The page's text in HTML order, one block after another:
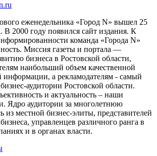
еженедельника «Город N» вышел 25
В 2000 году появился сайт издания. К
команда «Города N»
Миссия газеты и портала —
бизнеса в Ростовской области,
наибольший объем качественной
информации, а рекламодателям - самый
аудитории Ростовской области.
и актуальность – наши
Ядро аудитории за многолетнюю
из местной бизнес-элиты, представителей
управленцев различного ранга в
и в органах власти.